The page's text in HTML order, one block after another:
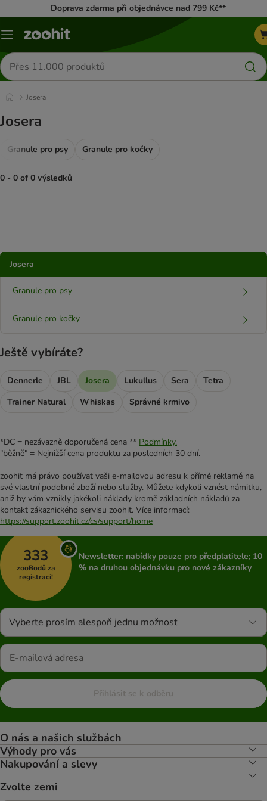
Doprava zdarma při objednávce nad 799 Kč**
Menu
Hledat
produkty
Josera
Josera
Granule pro psy Granule pro kočky
0 - 0 of 0 výsledků
Josera
Granule pro psy
Granule pro kočky
Ještě vybíráte?
Dennerle JBL Josera Lukullus Sera
Tetra
Trainer Natural
Whiskas Správné krmivo
*DC = nezávazně doporučená cena ** Podmínky.
"běžně" = Nejnižší cena produktu za posledních 30 dní.
zoohit má právo používat vaši e-mailovou adresu k přímé reklamě na
své vlastní podobné zboží nebo služby. Můžete kdykoli vznést námitku,
aniž by vám vznikly jakékoli náklady kromě základních nákladů za
kontakt zákaznického servisu zoohit. Více informací:
https://support.zoohit.cz/cs/support/home
333
zooBodů za
registraci!
Newsletter: nabídky pouze pro předplatitele; 10
% na druhou objednávku pro nové zákazníky
Vyberte prosím alespoň jednu možnost
Přihlásit se k odběru
O nás a našich službách
Výhody pro vás
Nakupování a slevy
Zvolte zemi